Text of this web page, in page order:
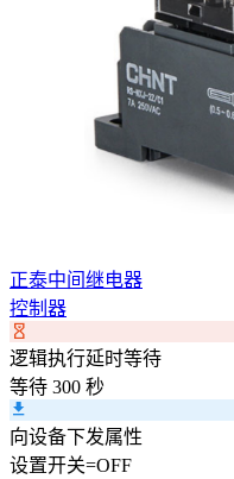
正泰中间继电器
控制器
逻辑执行延时等待
等待 300 秒
向设备下发属性
设置开关=OFF